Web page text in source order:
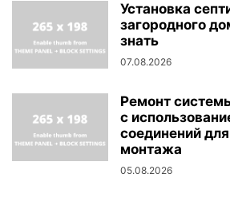
Установка
загородного
знать
07.08.2026
Ремонт
с
соединений
монтажа
05.08.2026